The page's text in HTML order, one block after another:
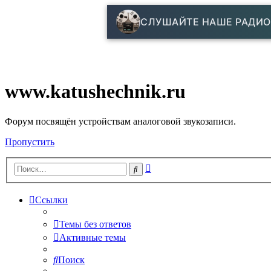
СЛУШАЙТЕ НАШЕ РАДИО
www.katushechnik.ru
Форум посвящён устройствам аналоговой звукозаписи.
Пропустить
Поиск
Ссылки
Темы без ответов
Активные темы
Поиск